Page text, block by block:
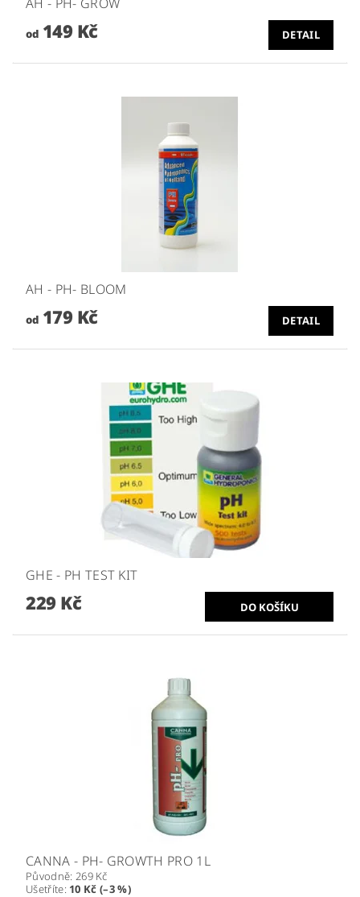
od149 Kč DETAIL
AH - PH- BLOOM
od179 Kč DETAIL
GHE - PH TEST KIT
229 Kč
CANNA - PH- GROWTH PRO 1L
Původně: 269 Kč
Ušetříte: 10 Kč (–3 %)